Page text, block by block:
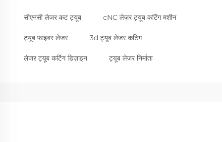
सीएनसी लेजर कट ट्यूब cNC लेज़र ट्यूब कटिंग मशीन
ट्यूब फाइबर लेजर 3d ट्यूब लेजर कटिंग
लेजर ट्यूब कटिंग डिज़ाइन ट्यूब लेजर निर्माता